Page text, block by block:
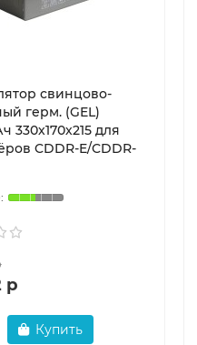
свинцово-
герм. (GEL)
330х170х215 для
CDDR-E/CDDR-
р
Купить